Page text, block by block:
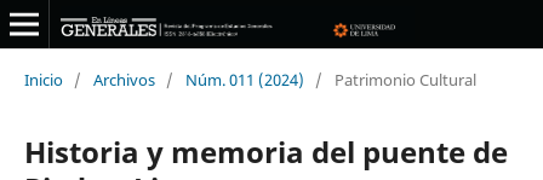
Inicio / Archivos / Núm. 011 (2024) / Patrimonio Cultural
Historia y memoria del puente de